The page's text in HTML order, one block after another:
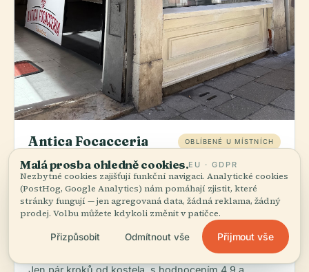
Antica Focacceria
Fiorentina
OBLÍBENÉ U MÍSTNÍCH
Italská restaurace€€star4.9(242)directions_walk2 min chůze
Objednat:Benátské těstoviny s mořskými plody —
zeptejte se na denní specialitu. Poloha v Calle San
Pantalon znamená, že hlavní roli hrají čerstvé ryby z
Malá prosba ohledně cookies.EU · GDPR
Nezbytné cookies zajišťují funkční navigaci. Analytické cookies
(PostHog, Google Analytics) nám pomáhají zjistit, které
stránky fungují — jen agregovaná data, žádná reklama, žádný
prodej. Volbu můžete kdykoli změnit v patičce.
Přizpůsobit Odmítnout vše Přijmout vše